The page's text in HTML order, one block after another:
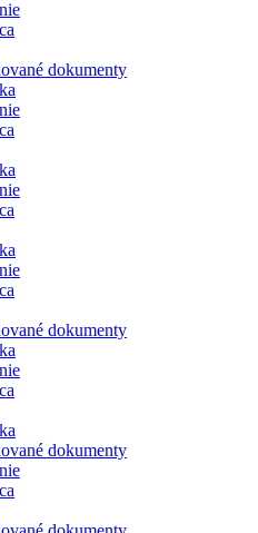
dokumenty
dokumenty
dokumenty